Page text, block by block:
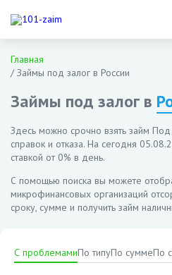
Главная
/Займы под залог в России
Займы под залог в
Здесь можно срочно взять займ Под
справок и отказа. На сегодня
ставкой от 0% в день.
С помощью поиска вы можете
микрофинансовых организаций
сроку, сумме и получить займ
С проблемамиПо типуПо суммеПо